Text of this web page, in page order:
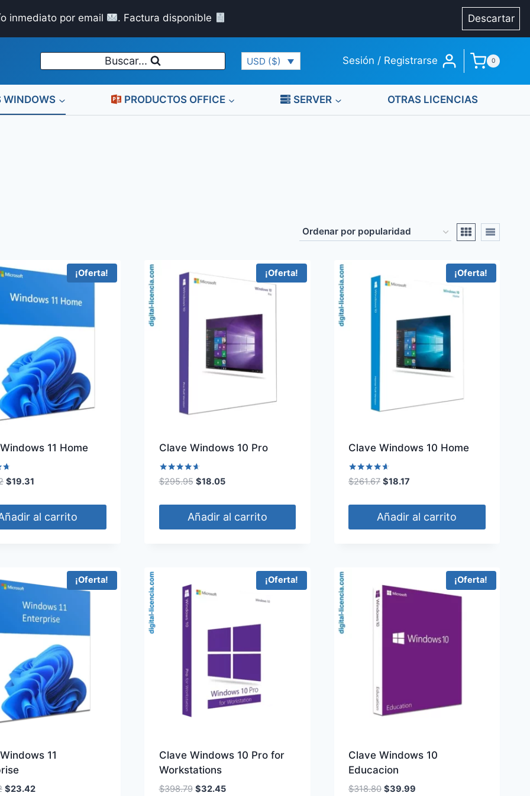
inmediato por email . Factura disponible Descartar
Buscar... USD ($) Sesión / Registrarse 0
WINDOWS PRODUCTOS OFFICE SERVER OTRAS LICENCIAS
¡Oferta!
11 Home
El
original
era:
$19.31
actual
es:
al carrito
¡Oferta!
Clave Windows 10 Pro
Valorado
con
de 5
$295.95 El
original
era:
$18.05El
actual
es:
Añadir al carrito
¡Oferta!
Clave Windows 10 Home
Valorado
con
de 5
$261.67 El
original
era:
$18.17
actual
es:
Añadir al carrito
¡Oferta!
11
El
$23.42El
¡Oferta!
Clave Windows 10 Pro for
Workstations
$398.79 El
$32.45El
¡Oferta!
Clave Windows 10
Educacion
$318.80 El
$39.99